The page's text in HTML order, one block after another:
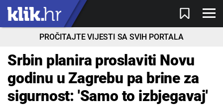
PROČITAJTE VIJESTI SA SVIH PORTALA
Srbin planira proslaviti Novu
godinu u Zagrebu pa brine za
sigurnost: 'Samo to izbjegavaj'